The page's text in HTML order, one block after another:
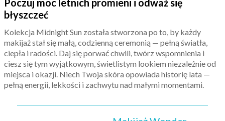
Poczuj moc letnich promieni i odważ się
błyszczeć
Kolekcja Midnight Sun została stworzona po to, by każdy
makijaż stał się małą, codzienną ceremonią — pełną światła,
ciepła i radości. Daj się porwać chwili, twórz wspomnienia i
ciesz się tym wyjątkowym, świetlistym lookiem niezależnie od
miejsca i okazji. Niech Twoja skóra opowiada historię lata —
pełną energii, lekkości i zachwytu nad małymi momentami.